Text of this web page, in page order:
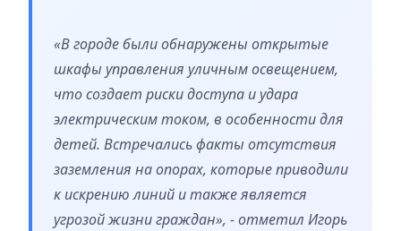
«В городе были обнаружены открытые
шкафы управления уличным освещением,
что создает риски доступа и удара
электрическим током, в особенности для
детей. Встречались факты отсутствия
заземления на опорах, которые приводили
к искрению линий и также является
угрозой жизни граждан», - отметил Игорь